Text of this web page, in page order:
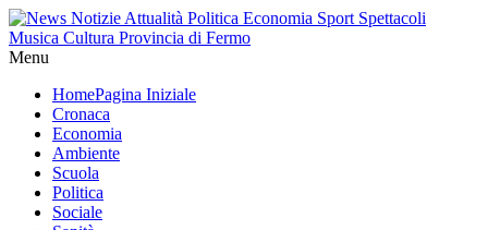
Menu
HomePagina Iniziale
Cronaca
Economia
Ambiente
Scuola
Politica
Sociale